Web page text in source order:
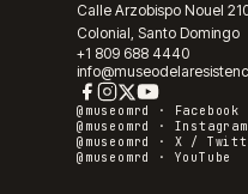
Calle Arzobispo Nouel
Colonial, Santo Domingo
+1 809 688 4440
@museomrd ·
Facebook
@museomrd · Instagram
@museomrd · X /
@museomrd · YouTube